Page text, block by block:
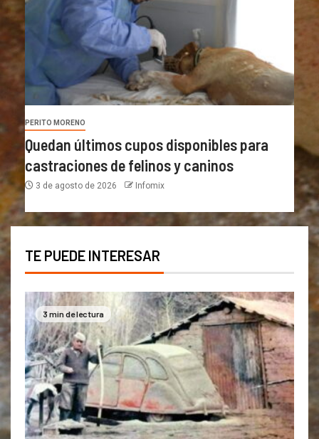
PERITO MORENO
Quedan últimos cupos disponibles para
castraciones de felinos y caninos
3 de agosto de 2026 Infomix
TE PUEDE INTERESAR
3 min de lectura